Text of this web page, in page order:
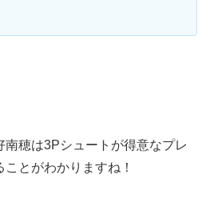
南穂は3Pシュートが得意なプレ
とがわかりますね！